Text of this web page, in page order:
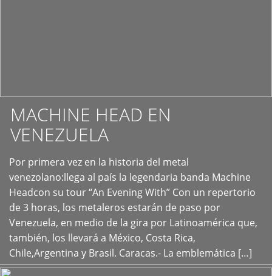
MACHINE HEAD EN
VENEZUELA
Por primera vez en la historia del metal
venezolano:llega al país la legendaria banda Machine
Headcon su tour “An Evening With” Con un repertorio
de 3 horas, los metaleros estarán de paso por
Venezuela, en medio de la gira por Latinoamérica que,
también, los llevará a México, Costa Rica,
Chile,Argentina y Brasil. Caracas.- La emblemática […]
+